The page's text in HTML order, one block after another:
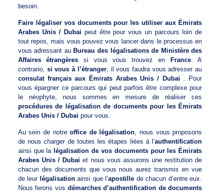
besoin.
Faire légaliser vos documents pour les utiliser aux Émirats
Arabes Unis / Dubai peut être pour vous un parcours loin de
tout repos, mais vous pouvez vous lancer dans le processus en
vous adressant au Bureau des légalisations de Ministère des
Affaires étrangères si vous vous trouvez en France. A
contrario, si vous à l’étranger, il vous faudra vous adresser au
consulat français aux Émirats Arabes Unis / Dubai . Pour
vous épargner ce parcours qui peut parfois être complexe pour
le néophyte, nous sommes en mesure de réaliser ces
procédures de légalisation de documents pour les Émirats
Arabes Unis / Dubai pour vous.
Au sein de notreoffice de légalisation, nous vous proposons
de nous charger de toutes les étapes liées à l’authentification
ainsi que la légalisation de vos documents pour les Émirats
Arabes Unis / Dubai et nous vous assurons une restitution de
chacun des documents que vous nous aurez transmis en vue
de leur légalisationainsi que l’apostille de chacun d’entre eux.
Nous ferons vos démarches d’authentification de documents